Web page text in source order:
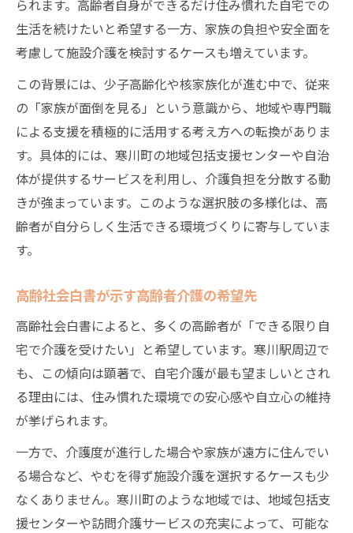
られます。高齢者自身ができるだけ住み慣れた自宅での
生活を続けたいと希望する一方、家族の負担や安全面を
考慮して施設介護を検討するケースも増えています。
この背景には、少子高齢化や核家族化が進む中で、従来
の「家族が面倒を見る」という意識から、地域や専門職
による支援を積極的に活用する考え方への転換がありま
す。具体的には、寒川町の地域包括支援センターや自治
体が提供するサービスを利用し、介護負担を分散する動
きが強まっています。このような選択肢の多様化は、高
齢者が自分らしく生活できる環境づくりに寄与していま
す。
高齢社会白書が示す高齢者介護の希望先
高齢社会白書によると、多くの高齢者が「できる限り自
宅で介護を受けたい」と希望しています。寒川駅周辺で
も、この傾向は顕著で、自宅介護が最も望ましいとされ
る理由には、住み慣れた環境での安心感や自立心の維持
が挙げられます。
一方で、介護度が進行した場合や家族が遠方に住んでい
る場合など、やむを得ず施設介護を選択するケースも少
なくありません。寒川町のような地域では、地域包括支
援センターや訪問介護サービスの充実によって、可能な